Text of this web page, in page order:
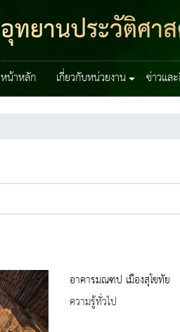
อุทยานประวัติศา
หน้าหลัก เกี่ยวกับหน่วยงาน ข่าวแล
อาคารมณฑป เมืองสุโขทัย
ความรู้ทั่วไป